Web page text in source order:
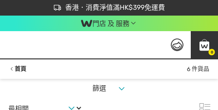
香港．消費淨值滿HK$399免運費
立即成為易賞錢會員盡享獨家優惠
首次APP下單買滿$450 輸入 NEWAPP 即減$50
門店 及 服務
0
首頁 6 件貨品
篩選